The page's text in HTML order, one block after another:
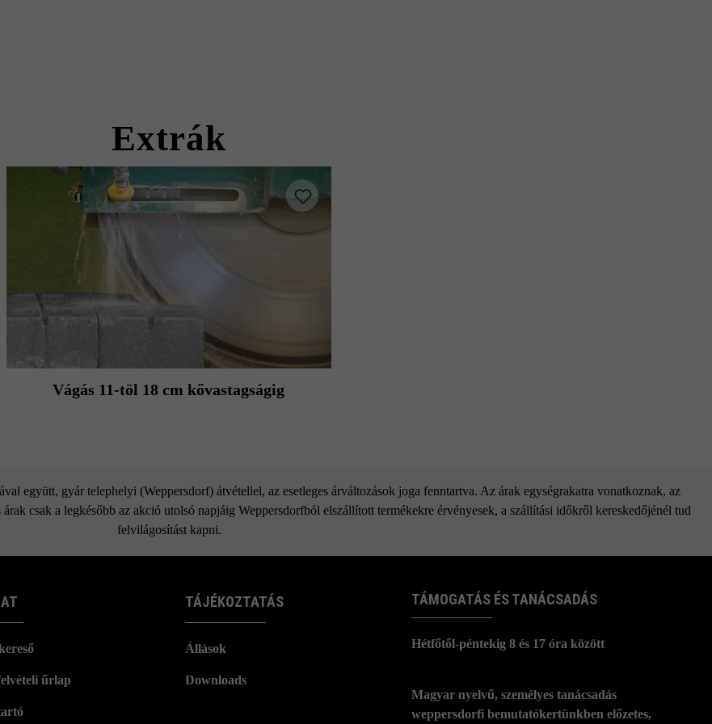
Extrák
Vágás 11-töl 18 cm kővastagságig
együtt, gyár telephelyi (Weppersdorf) átvétellel, az esetleges árváltozások joga fenntartva. Az árak egységrakatra vonatkoznak, az
csak a legkésőbb az akció utolsó napjáig Weppersdorfból elszállított termékekre érvényesek, a szállítási időkről kereskedőjénél tud
felvilágosítást kapni.
űrlap
TÁJÉKOZTATÁS
Állások
Downloads
TÁMOGATÁS ÉS TANÁCSADÁS
Hétfőtől-péntekig 8 és 17 óra között
Magyar nyelvű, személyes tanácsadás
weppersdorfi bemutatókertünkben előzetes,